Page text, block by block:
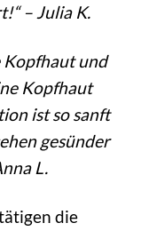
– Julia K.
Kopfhaut und
Kopfhaut
ist so sanft
gesünder
L.
die